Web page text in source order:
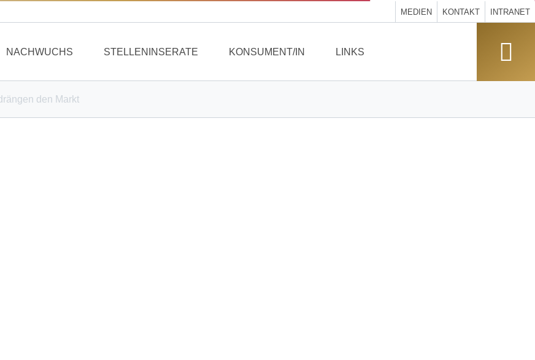
MEDIEN KONTAKT INTRANET
NACHWUCHS STELLENINSERATE KONSUMENT/IN LINKS
den Markt